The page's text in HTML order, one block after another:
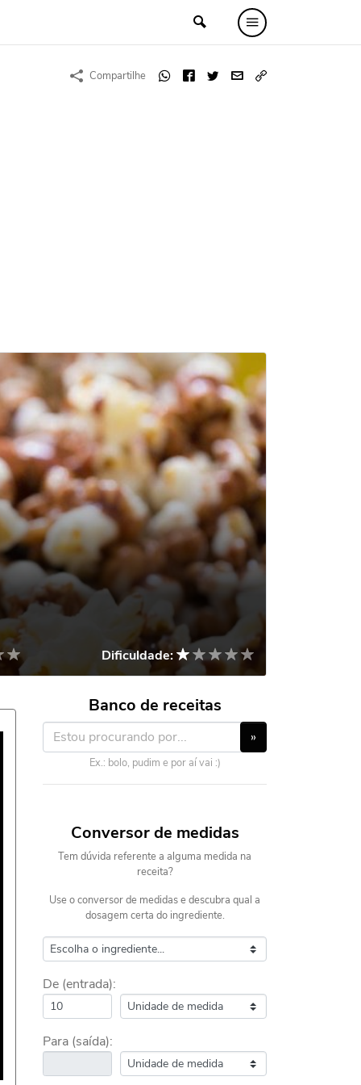
Compartilhe
Dificuldade:
Banco de receitas
»
Ex.: bolo, pudim e por aí vai :)
Conversor de medidas
Tem dúvida referente a alguma medida na
receita?
Use o conversor de medidas e descubra qual a
dosagem certa do ingrediente.
De (entrada):
Para (saída):